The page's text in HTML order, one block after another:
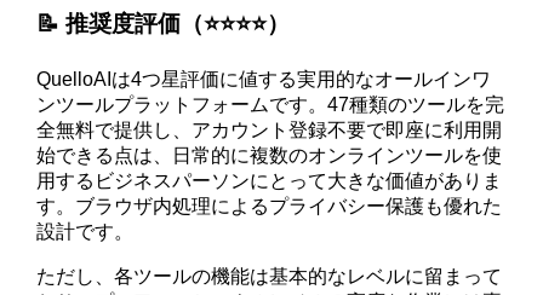
📝 推奨度評価（⭐️⭐️⭐️⭐️）
QuelloAIは4つ星評価に値する実用的なオールインワ
ンツールプラットフォームです。47種類のツールを完
全無料で提供し、アカウント登録不要で即座に利用開
始できる点は、日常的に複数のオンラインツールを使
用するビジネスパーソンにとって大きな価値がありま
す。ブラウザ内処理によるプライバシー保護も優れた
設計です。
ただし、各ツールの機能は基本的なレベルに留まって